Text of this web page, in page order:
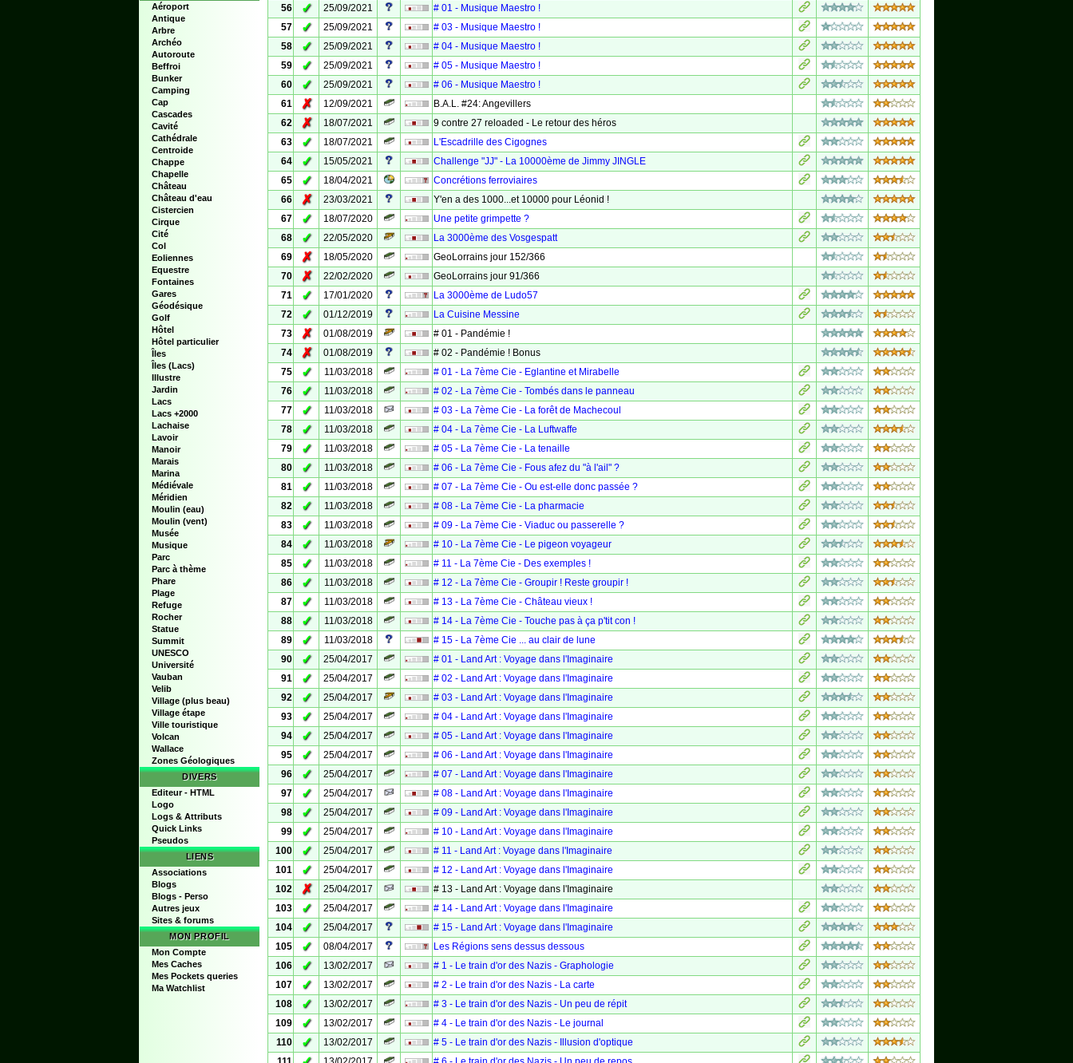
Aéroport
Antique
Arbre
Archéo
Autoroute
Beffroi
Bunker
Camping
Cap
Cascades
Cavité
Cathédrale
Centroide
Chappe
Chapelle
Château
Château d'eau
Cistercien
Cirque
Cité
Col
Eoliennes
Equestre
Fontaines
Gares
Géodésique
Golf
Hôtel
Hôtel particulier
Îles
Îles (Lacs)
Illustre
Jardin
Lacs
Lacs +2000
Lachaise
Lavoir
Manoir
Marais
Marina
Médiévale
Méridien
Moulin (eau)
Moulin (vent)
Musée
Musique
Parc
Parc à thème
Phare
Plage
Refuge
Rocher
Statue
Summit
UNESCO
Université
Vauban
Velib
Village (plus beau)
Village étape
Ville touristique
Volcan
Wallace
Zones Géologiques
DIVERS
Editeur - HTML
Logo
Logs & Attributs
Quick Links
Pseudos
LIENS
Associations
Blogs
Blogs - Perso
Autres jeux
Sites & forums
MON PROFIL
Mon Compte
Mes Caches
Mes Pockets queries
Ma Watchlist
56
✓ 25/09/2021
# 01 - Musique Maestro !
57
✓ 25/09/2021
# 03 - Musique Maestro !
58
✓ 25/09/2021
# 04 - Musique Maestro !
59
✓ 25/09/2021
# 05 - Musique Maestro !
60
✓ 25/09/2021
# 06 - Musique Maestro !
61
✗ 12/09/2021
B.A.L. #24: Angevillers
62
✗ 18/07/2021
9 contre 27 reloaded - Le retour des héros
63
✓ 18/07/2021
L'Escadrille des Cigognes
64
✓ 15/05/2021
Challenge "JJ" - La 10000ème de Jimmy JINGLE
65
✓ 18/04/2021
Concrétions ferroviaires
66
✗ 23/03/2021
Y'en a des 1000...et 10000 pour Léonid !
67
✓ 18/07/2020
Une petite grimpette ?
68
✓ 22/05/2020
La 3000ème des Vosgespatt
69
✗ 18/05/2020
GeoLorrains jour 152/366
70
✗ 22/02/2020
GeoLorrains jour 91/366
71
✓ 17/01/2020
La 3000ème de Ludo57
72
✓ 01/12/2019
La Cuisine Messine
73
✗ 01/08/2019
# 01 - Pandémie !
74
✗ 01/08/2019
# 02 - Pandémie ! Bonus
75
✓ 11/03/2018
# 01 - La 7ème Cie - Eglantine et Mirabelle
76
✓ 11/03/2018
# 02 - La 7ème Cie - Tombés dans le panneau
77
✓ 11/03/2018
# 03 - La 7ème Cie - La forêt de Machecoul
78
✓ 11/03/2018
# 04 - La 7ème Cie - La Luftwaffe
79
✓ 11/03/2018
# 05 - La 7ème Cie - La tenaille
80
✓ 11/03/2018
# 06 - La 7ème Cie - Fous afez du "à l'ail" ?
81
✓ 11/03/2018
# 07 - La 7ème Cie - Ou est-elle donc passée ?
82
✓ 11/03/2018
# 08 - La 7ème Cie - La pharmacie
83
✓ 11/03/2018
# 09 - La 7ème Cie - Viaduc ou passerelle ?
84
✓ 11/03/2018
# 10 - La 7ème Cie - Le pigeon voyageur
85
✓ 11/03/2018
# 11 - La 7ème Cie - Des exemples !
86
✓ 11/03/2018
# 12 - La 7ème Cie - Groupir ! Reste groupir !
87
✓ 11/03/2018
# 13 - La 7ème Cie - Château vieux !
88
✓ 11/03/2018
# 14 - La 7ème Cie - Touche pas à ça p'tit con !
89
✓ 11/03/2018
# 15 - La 7ème Cie ... au clair de lune
90
✓ 25/04/2017
# 01 - Land Art : Voyage dans l'Imaginaire
91
✓ 25/04/2017
# 02 - Land Art : Voyage dans l'Imaginaire
92
✓ 25/04/2017
# 03 - Land Art : Voyage dans l'Imaginaire
93
✓ 25/04/2017
# 04 - Land Art : Voyage dans l'Imaginaire
94
✓ 25/04/2017
# 05 - Land Art : Voyage dans l'Imaginaire
95
✓ 25/04/2017
# 06 - Land Art : Voyage dans l'Imaginaire
96
✓ 25/04/2017
# 07 - Land Art : Voyage dans l'Imaginaire
97
✓ 25/04/2017
# 08 - Land Art : Voyage dans l'Imaginaire
98
✓ 25/04/2017
# 09 - Land Art : Voyage dans l'Imaginaire
99
✓ 25/04/2017
# 10 - Land Art : Voyage dans l'Imaginaire
100
✓ 25/04/2017
# 11 - Land Art : Voyage dans l'Imaginaire
101
✓ 25/04/2017
# 12 - Land Art : Voyage dans l'Imaginaire
102
✗ 25/04/2017
# 13 - Land Art : Voyage dans l'Imaginaire
103
✓ 25/04/2017
# 14 - Land Art : Voyage dans l'Imaginaire
104
✓ 25/04/2017
# 15 - Land Art : Voyage dans l'Imaginaire
105
✓ 08/04/2017
Les Régions sens dessus dessous
106
✓ 13/02/2017
# 1 - Le train d'or des Nazis - Graphologie
107
✓ 13/02/2017
# 2 - Le train d'or des Nazis - La carte
108
✓ 13/02/2017
# 3 - Le train d'or des Nazis - Un peu de répit
109
✓ 13/02/2017
# 4 - Le train d'or des Nazis - Le journal
110
✓ 13/02/2017
# 5 - Le train d'or des Nazis - Illusion d'optique